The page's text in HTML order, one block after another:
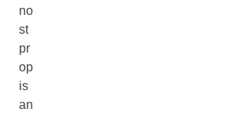
no
st
pr
op
is
an